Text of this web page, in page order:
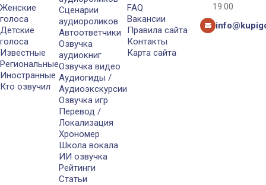
Женские
голоса
Детские
голоса
Известные
Региональные
Иностранные
Кто озвучил
Сценарии
аудиороликов
Автоответчики
Озвучка
аудиокниг
Озвучка видео
Аудиогиды /
Аудиоэкскурсии
Озвучка игр
Перевод /
Локализация
Хрономер
Школа вокала
ИИ озвучка
Рейтинги
Статьи
FAQ
Вакансии
Правила сайта
Контакты
Карта сайта
19:00